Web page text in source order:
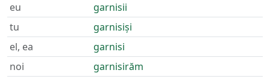
eu
garnisii
tu
garnisiși
el, ea
garnisi
noi
garnisirăm